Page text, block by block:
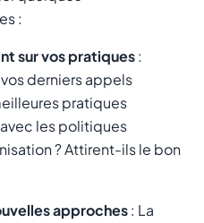
:
sur vos pratiques:
derniers appels
pratiques
les politiques
? Attirent-ils le bon
approches: La